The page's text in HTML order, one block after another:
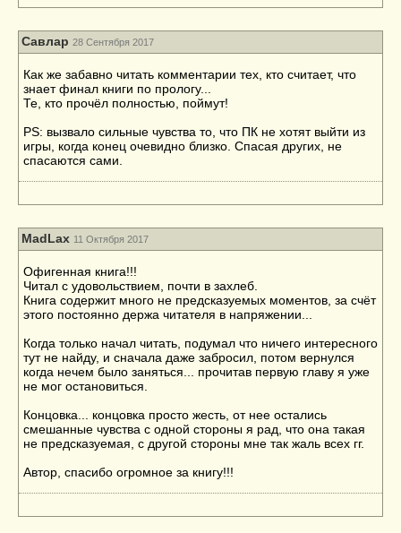
Савлар 28 Сентября 2017
Как же забавно читать комментарии тех, кто считает, что
знает финал книги по прологу...
Те, кто прочёл полностью, поймут!
PS: вызвало сильные чувства то, что ПК не хотят выйти из
игры, когда конец очевидно близко. Спасая других, не
спасаются сами.
MadLax 11 Октября 2017
Офигенная книга!!!
Читал с удовольствием, почти в захлеб.
Книга содержит много не предсказуемых моментов, за счёт
этого постоянно держа читателя в напряжении...
Когда только начал читать, подумал что ничего интересного
тут не найду, и сначала даже забросил, потом вернулся
когда нечем было заняться... прочитав первую главу я уже
не мог остановиться.
Концовка... концовка просто жесть, от нее остались
смешанные чувства с одной стороны я рад, что она такая
не предсказуемая, с другой стороны мне так жаль всех гг.
Автор, спасибо огромное за книгу!!!